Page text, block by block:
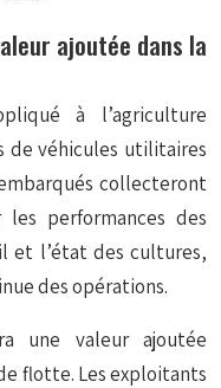
ajoutée dans la
à l’agriculture
de véhicules utilitaires
collecteront
performances des
et l’état des cultures,
des opérations.
une valeur ajoutée
flotte. Les exploitants